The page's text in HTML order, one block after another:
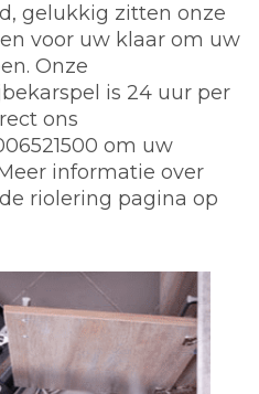
gelukkig zitten onze
voor uw klaar om uw
Onze
is 24 uur per
ons
om uw
informatie over
riolering pagina op